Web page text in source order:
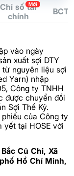
Chỉ số tài
chính
Mới
BCTC
vào ngày
xuất sợi DTY
từ nguyên liệu sợi
Yarn) nhập
Công ty TNHH
được chuyển đổi
Sợi Thế Kỷ.
của Công ty
yết tại HOSE với
Củ Chi, Xã
Hồ Chí Minh,